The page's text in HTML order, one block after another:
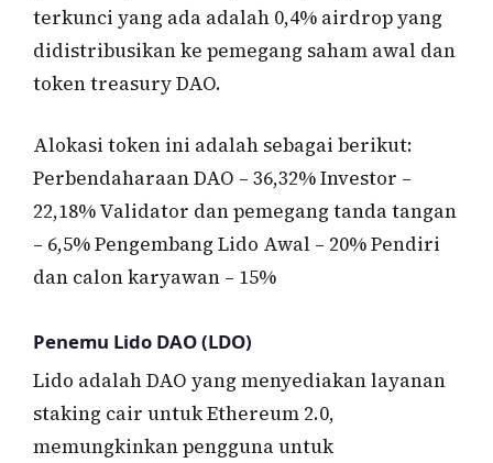
terkunci yang ada adalah 0,4% airdrop yang
didistribusikan ke pemegang saham awal dan
token treasury DAO.
Alokasi token ini adalah sebagai berikut:
Perbendaharaan DAO – 36,32% Investor –
22,18% Validator dan pemegang tanda tangan
– 6,5% Pengembang Lido Awal – 20% Pendiri
dan calon karyawan – 15%
Penemu Lido DAO (LDO)
Lido adalah DAO yang menyediakan layanan
staking cair untuk Ethereum 2.0,
memungkinkan pengguna untuk